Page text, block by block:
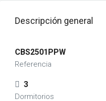
Descripción general
CBS2501PPW
Referencia
3
Dormitorios